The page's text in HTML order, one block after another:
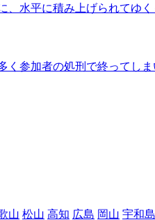
、水平に積み上げられてゆ
く参加者の処刑で終って
山 松山 高知 広島 岡山 宇和島